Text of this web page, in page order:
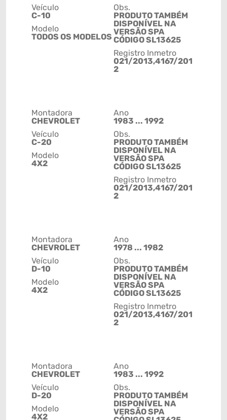
Veículo
C-10
Modelo
TODOS OS MODELOS
Obs.
PRODUTO TAMBÉM
DISPONÍVEL NA
VERSÃO SPA
CÓDIGO SL13625
Registro Inmetro
021/2013,4167/201
2
Montadora
CHEVROLET
Veículo
C-20
Modelo
4X2
Ano
1983 ... 1992
Obs.
PRODUTO TAMBÉM
DISPONÍVEL NA
VERSÃO SPA
CÓDIGO SL13625
Registro Inmetro
021/2013,4167/201
2
Montadora
CHEVROLET
Veículo
D-10
Modelo
4X2
Ano
1978 ... 1982
Obs.
PRODUTO TAMBÉM
DISPONÍVEL NA
VERSÃO SPA
CÓDIGO SL13625
Registro Inmetro
021/2013,4167/201
2
Montadora
CHEVROLET
Veículo
D-20
Modelo
4X2
Ano
1983 ... 1992
Obs.
PRODUTO TAMBÉM
DISPONÍVEL NA
VERSÃO SPA